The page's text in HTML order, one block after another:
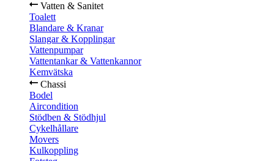
Vatten & Sanitet
Toalett
Blandare & Kranar
Slangar & Kopplingar
Vattenpumpar
Vattentankar & Vattenkannor
Kemvätska
Chassi
Bodel
Aircondition
Stödben & Stödhjul
Cykelhållare
Movers
Kulkoppling